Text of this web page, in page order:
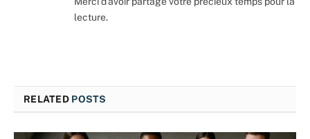
lecture.
RELATED POSTS